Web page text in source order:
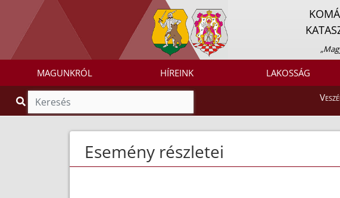
MAGUNKRÓL HÍREINK LAKOSSÁG
Esemény részletei